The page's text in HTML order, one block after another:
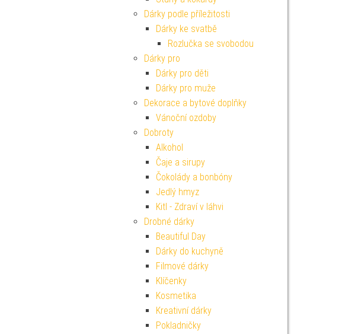
Dárky podle příležitosti
Dárky ke svatbě
Rozlučka se svobodou
Dárky pro
Dárky pro děti
Dárky pro muže
Dekorace a bytové doplňky
Vánoční ozdoby
Dobroty
Alkohol
Čaje a sirupy
Čokolády a bonbóny
Jedlý hmyz
Kitl - Zdraví v láhvi
Drobné dárky
Beautiful Day
Dárky do kuchyně
Filmové dárky
Klíčenky
Kosmetika
Kreativní dárky
Pokladničky